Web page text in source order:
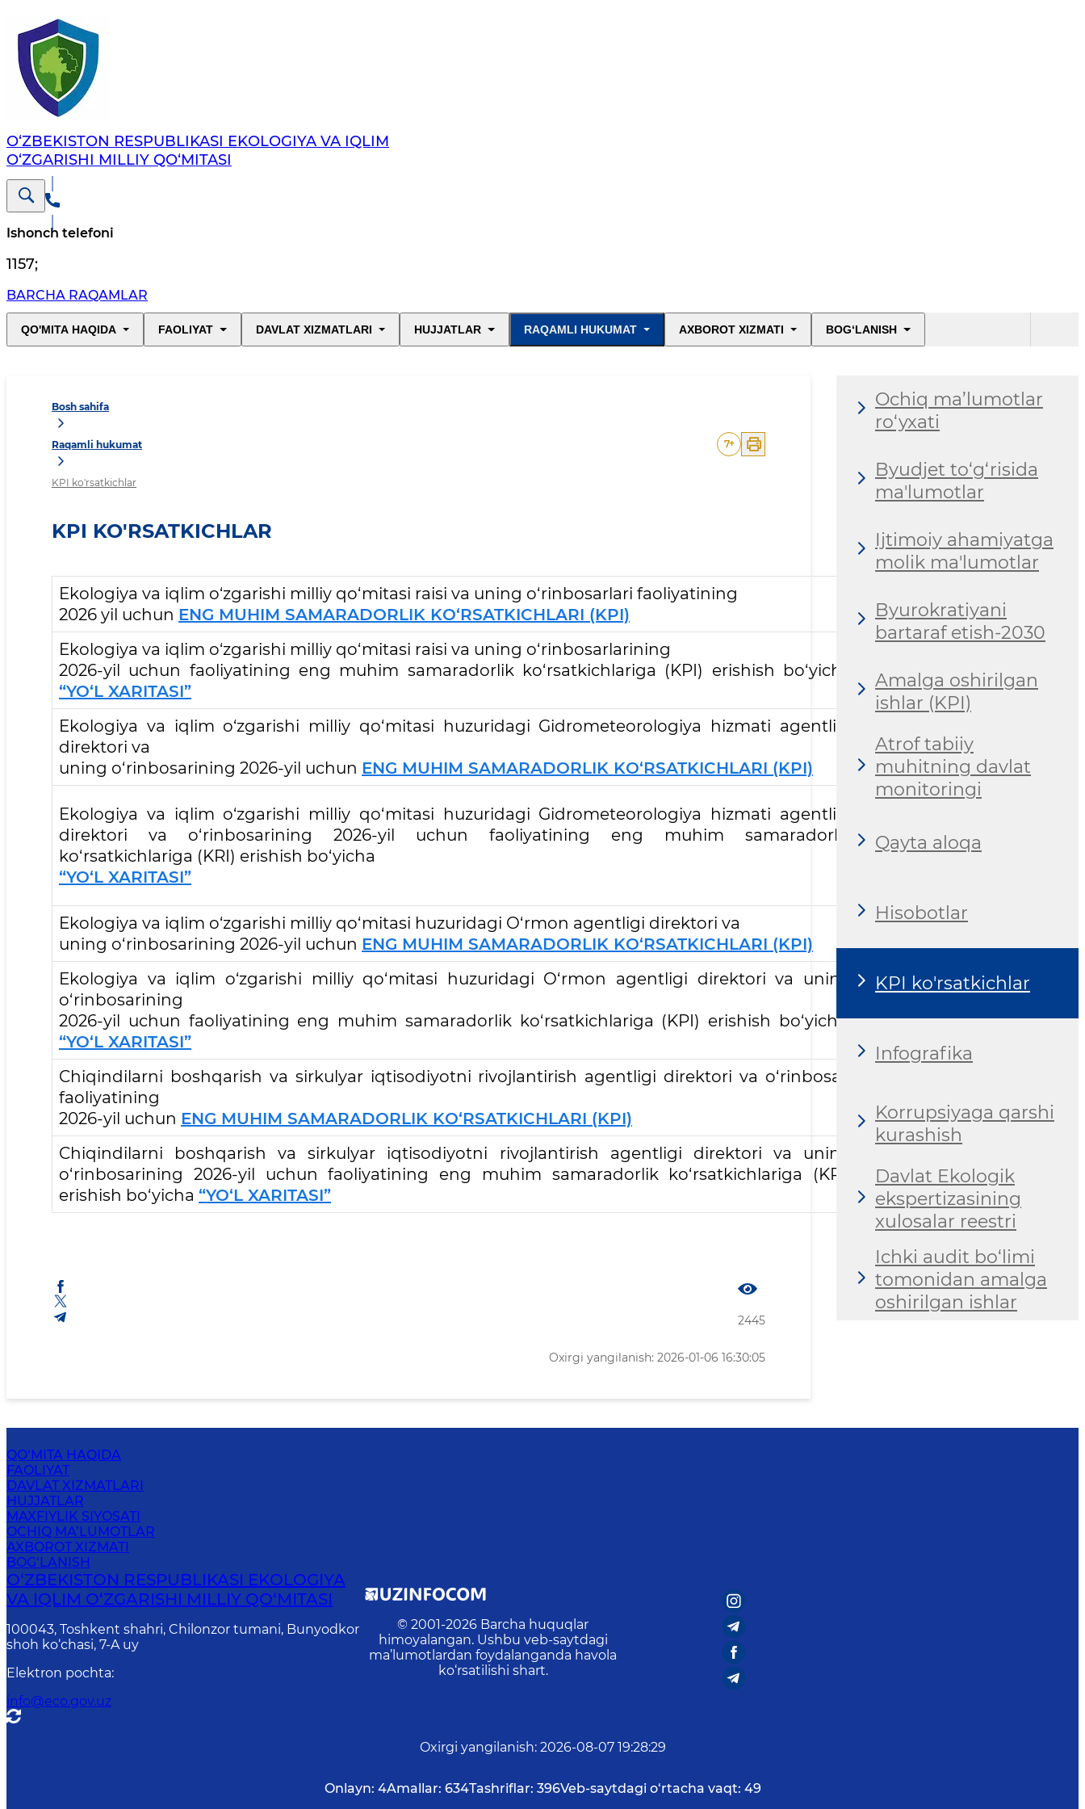
O‘ZBEKISTON RESPUBLIKASI EKOLOGIYA VA IQLIM
O‘ZGARISHI MILLIY QO‘MITASI
Ishonch telefoni
1157;
BARCHA RAQAMLAR
QO'MITA HAQIDA FAOLIYAT DAVLAT XIZMATLARI HUJJATLAR RAQAMLI HUKUMAT AXBOROT XIZMATI BOG‘LANISH
Bosh sahifa
Raqamli hukumat
KPI ko'rsatkichlar
7+
KPI KO'RSATKICHLAR
Ekologiya va iqlim o‘zgarishi milliy qo‘mitasi raisi va uning o‘rinbosarlari faoliyatining
2026 yil uchun ENG MUHIM SAMARADORLIK KO‘RSATKICHLARI (KPI)
Ekologiya va iqlim o‘zgarishi milliy qo‘mitasi raisi va uning o‘rinbosarlarining
2026-yil uchun faoliyatining eng muhim samaradorlik ko‘rsatkichlariga (KPI) erishish bo‘yicha
“YO‘L XARITASI”
Ekologiya va iqlim o‘zgarishi milliy qo‘mitasi huzuridagi Gidrometeorologiya hizmati agentligi
direktori va
uning o‘rinbosarining 2026-yil uchun ENG MUHIM SAMARADORLIK KO‘RSATKICHLARI (KPI)
Ekologiya va iqlim o‘zgarishi milliy qo‘mitasi huzuridagi Gidrometeorologiya hizmati agentligi
direktori va o‘rinbosarining 2026-yil uchun faoliyatining eng muhim samaradorlik
ko‘rsatkichlariga (KRI) erishish bo‘yicha
“YO‘L XARITASI”
Ekologiya va iqlim o‘zgarishi milliy qo‘mitasi huzuridagi O‘rmon agentligi direktori va
uning o‘rinbosarining 2026-yil uchun ENG MUHIM SAMARADORLIK KO‘RSATKICHLARI (KPI)
Ekologiya va iqlim o‘zgarishi milliy qo‘mitasi huzuridagi O‘rmon agentligi direktori va uning
o‘rinbosarining
2026-yil uchun faoliyatining eng muhim samaradorlik ko‘rsatkichlariga (KPI) erishish bo‘yicha
“YO‘L XARITASI”
Chiqindilarni boshqarish va sirkulyar iqtisodiyotni rivojlantirish agentligi direktori va o‘rinbosari
faoliyatining
2026-yil uchun ENG MUHIM SAMARADORLIK KO‘RSATKICHLARI (KPI)
Chiqindilarni boshqarish va sirkulyar iqtisodiyotni rivojlantirish agentligi direktori va uning
o‘rinbosarining 2026-yil uchun faoliyatining eng muhim samaradorlik ko‘rsatkichlariga (KRI)
erishish bo‘yicha “YO‘L XARITASI”
2445
Oxirgi yangilanish: 2026-01-06 16:30:05
Ochiq ma’lumotlar
ro‘yxati
Byudjet to‘g‘risida
ma'lumotlar
Ijtimoiy ahamiyatga
molik ma'lumotlar
Byurokratiyani
bartaraf etish-2030
Amalga oshirilgan
ishlar (KPI)
Atrof tabiiy
muhitning davlat
monitoringi
Qayta aloqa
Hisobotlar
KPI ko'rsatkichlar
Infografika
Korrupsiyaga qarshi
kurashish
Davlat Ekologik
ekspertizasining
xulosalar reestri
Ichki audit bo‘limi
tomonidan amalga
oshirilgan ishlar
QO‘MITA HAQIDA
FAOLIYAT
DAVLAT XIZMATLARI
HUJJATLAR
MAXFIYLIK SIYOSATI
OCHIQ MA’LUMOTLAR
AXBOROT XIZMATI
BOG‘LANISH
O‘ZBEKISTON RESPUBLIKASI EKOLOGIYA
VA IQLIM O‘ZGARISHI MILLIY QO‘MITASI
100043, Toshkent shahri, Chilonzor tumani, Bunyodkor
shoh ko‘chasi, 7-A uy
Elektron pochta:
info@eco.gov.uz
© 2001-2026 Barcha huquqlar
himoyalangan. Ushbu veb-saytdagi
ma’lumotlardan foydalanganda havola
ko‘rsatilishi shart.
Oxirgi yangilanish: 2026-08-07 19:28:29
Onlayn: 4Amallar: 634Tashriflar: 396Veb-saytdagi o‘rtacha vaqt: 49